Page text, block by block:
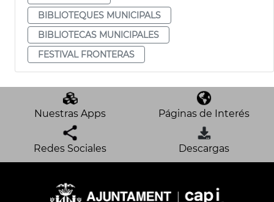
BIBLIOTEQUES MUNICIPALS
BIBLIOTECAS MUNICIPALES
FESTIVAL FRONTERAS
Nuestras Apps Páginas de Interés
Redes Sociales Descargas